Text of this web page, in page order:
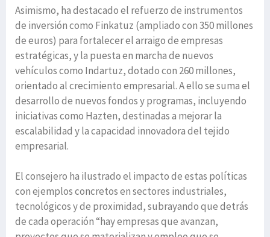
Asimismo, ha destacado el refuerzo de instrumentos
de inversión como Finkatuz (ampliado con 350 millones
de euros) para fortalecer el arraigo de empresas
estratégicas, y la puesta en marcha de nuevos
vehículos como Indartuz, dotado con 260 millones,
orientado al crecimiento empresarial. A ello se suma el
desarrollo de nuevos fondos y programas, incluyendo
iniciativas como Hazten, destinadas a mejorar la
escalabilidad y la capacidad innovadora del tejido
empresarial.
El consejero ha ilustrado el impacto de estas políticas
con ejemplos concretos en sectores industriales,
tecnológicos y de proximidad, subrayando que detrás
de cada operación “hay empresas que avanzan,